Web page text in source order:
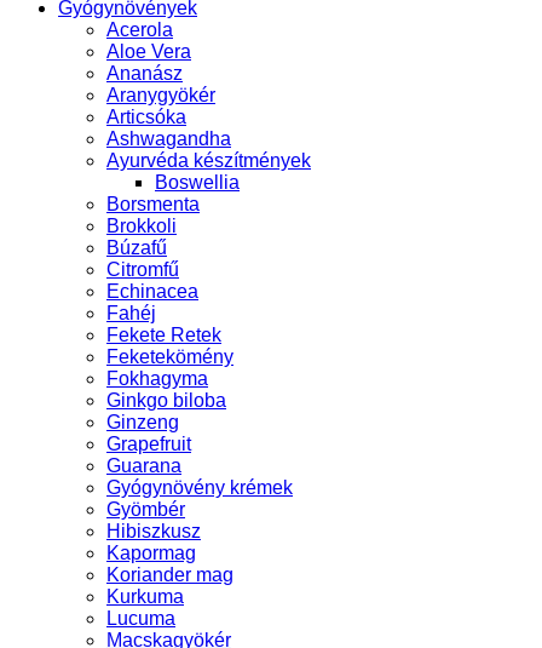
Gyógynövények
Acerola
Aloe Vera
Ananász
Aranygyökér
Articsóka
Ashwagandha
Ayurvéda készítmények
Boswellia
Borsmenta
Brokkoli
Búzafű
Citromfű
Echinacea
Fahéj
Fekete Retek
Feketekömény
Fokhagyma
Ginkgo biloba
Ginzeng
Grapefruit
Guarana
Gyógynövény krémek
Gyömbér
Hibiszkusz
Kapormag
Koriander mag
Kurkuma
Lucuma
Macskagyökér